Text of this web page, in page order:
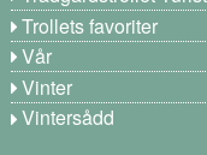
Trollets favoriter
Vår
Vinter
Vintersådd